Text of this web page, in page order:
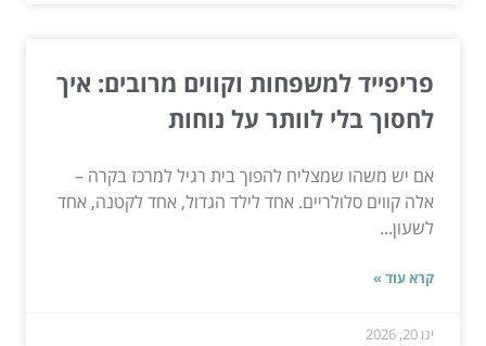
פריפייד למשפחות וקווים מרובים: איך
לחסוך בלי לוותר על נוחות
אם יש משהו שמצליח להפוך בית רגיל למרכז בקרה –
אלה קווים סלולריים. אחד לילד הגדול, אחד לקטנה, אחד
לשעון...
קרא עוד »
ינו 20, 2026